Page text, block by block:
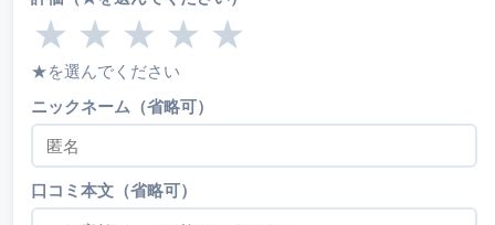
★ ★ ★ ★ ★
★を選んでください
ニックネーム（省略可）
口コミ本文（省略可）